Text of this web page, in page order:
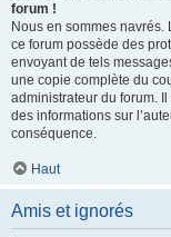
forum !
Nous en sommes navrés.
ce forum possède des
envoyant de tels
une copie complète du
administrateur du forum.
des informations sur
conséquence.
Haut
Amis et ignorés